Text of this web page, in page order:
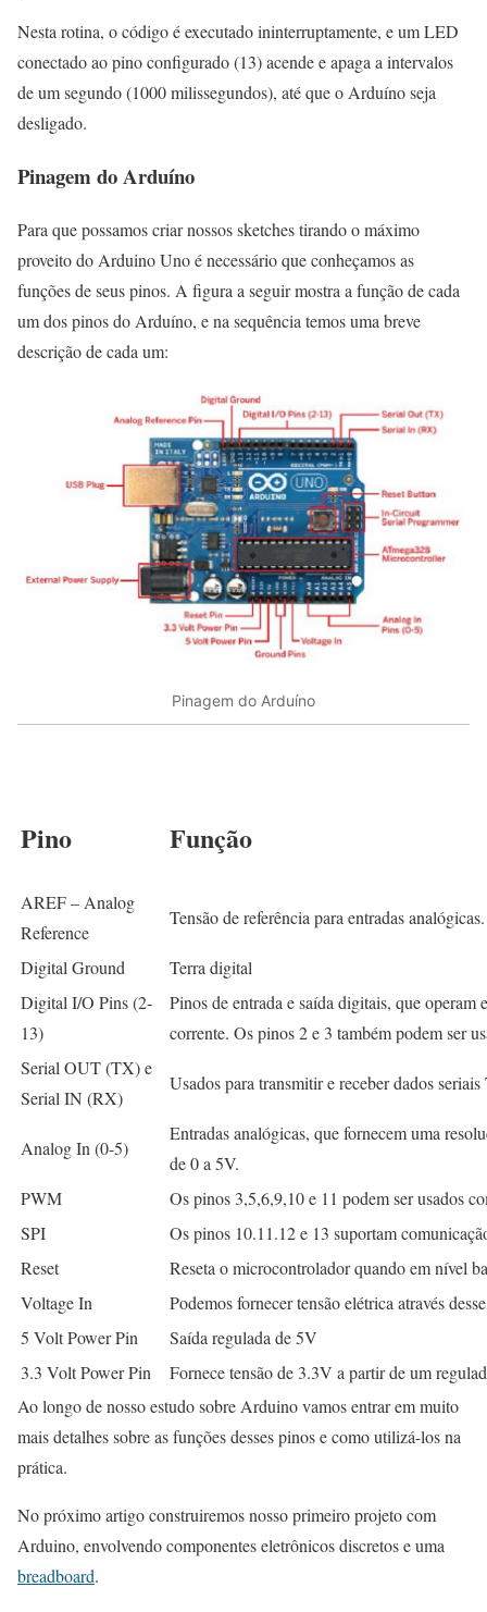
Nesta rotina, o código é executado ininterruptamente, e um LED
conectado ao pino configurado (13) acende e apaga a intervalos
de um segundo (1000 milissegundos), até que o Arduíno seja
desligado.
Pinagem do Arduíno
Para que possamos criar nossos sketches tirando o máximo
proveito do Arduino Uno é necessário que conheçamos as
funções de seus pinos. A figura a seguir mostra a função de cada
um dos pinos do Arduíno, e na sequência temos uma breve
descrição de cada um:
Pinagem do Arduíno
Pino Função
AREF – Analog
Reference
Tensão de referência para entradas analógicas.
Digital Ground
Terra digital
Digital I/O Pins (2-
13)
Pinos de entrada e saída digitais, que
corrente. Os pinos 2 e 3 também podem ser
Serial OUT (TX) e
Serial IN (RX)
Usados para transmitir e receber dados
Analog In (0-5)
Entradas analógicas, que fornecem uma
de 0 a 5V.
PWM
Os pinos 3,5,6,9,10 e 11 podem ser usados
SPI
Os pinos 10.11.12 e 13 suportam
Reset
Reseta o microcontrolador quando em nível
Voltage In
Podemos fornecer tensão elétrica através
5 Volt Power Pin
Saída regulada de 5V
3.3 Volt Power Pin
Fornece tensão de 3.3V a partir de um
Ao longo de nosso estudo sobre Arduino vamos entrar em muito
mais detalhes sobre as funções desses pinos e como utilizá-los na
prática.
No próximo artigo construiremos nosso primeiro projeto com
Arduino, envolvendo componentes eletrônicos discretos e uma
breadboard.